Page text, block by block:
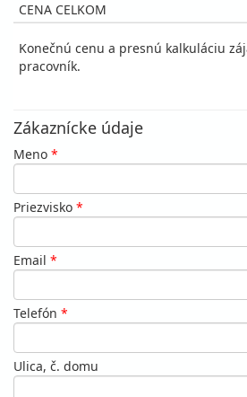
CENA CELKOM
Konečnú cenu a presnú kalkuláciu
pracovník.
Zákaznícke údaje
Meno *
Priezvisko *
Email *
Telefón *
Ulica, č. domu